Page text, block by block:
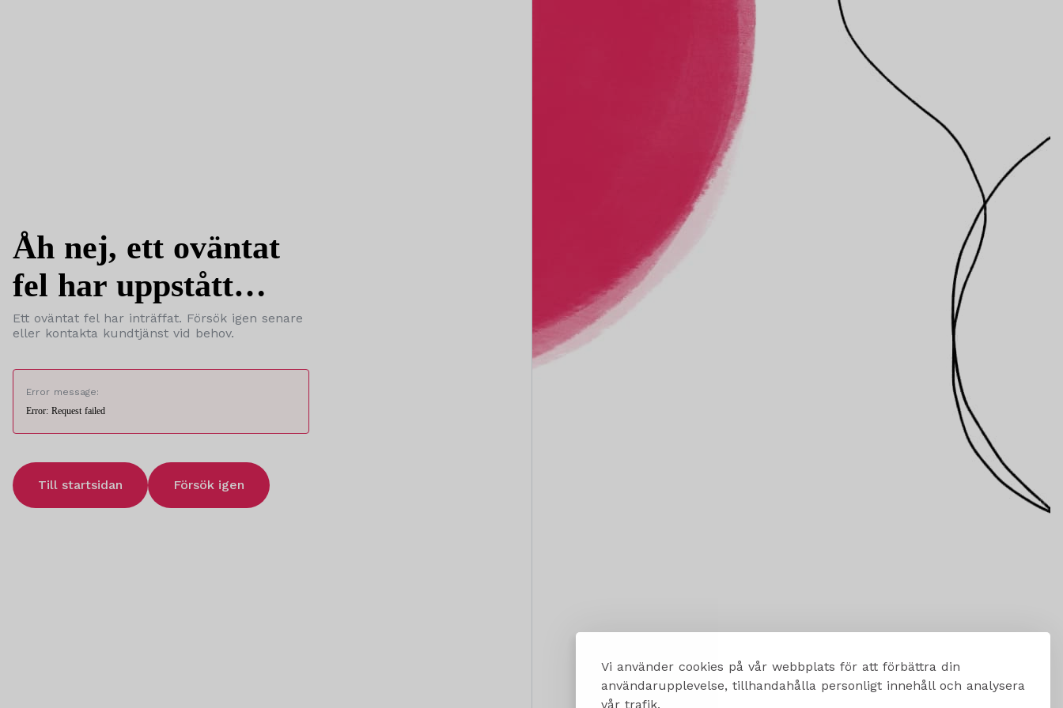
Vi använder cookies på vår webbplats för att förbättra din
användarupplevelse, tillhandahålla personligt innehåll och analysera
vår trafik.
Åh nej, ett oväntat
fel har uppstått…
Ett oväntat fel har inträffat. Försök igen senare
eller kontakta kundtjänst vid behov.
Error message:
Error: Request failed
Till startsidan Försök igen